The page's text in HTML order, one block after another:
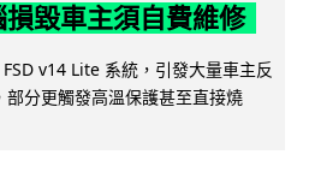
毀車主須自費維修
v14 Lite 系統，引發大量車主反
分更觸發高溫保護甚至直接燒